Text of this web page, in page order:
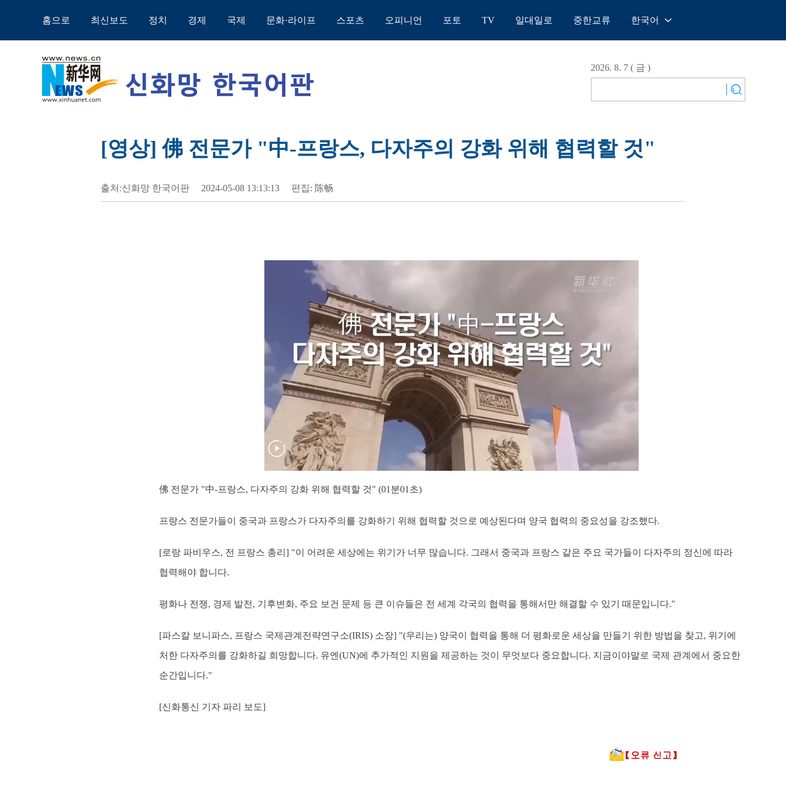
홈으로 최신보도 정치 경제 국제 문화·라이프 스포츠 오피니언 포토 TV 일대일로 중한교류 한국어
English
Español
日本語
2026. 8. 7 ( 금 )
[영상] 佛 전문가 "中-프랑스, 다자주의 강화 위해 협력할 것"
출처:신화망 한국어판 2024-05-08 13:13:13 편집: 陈畅
佛 전문가 "中-프랑스, 다자주의 강화 위해 협력할 것" (01분01초)
프랑스 전문가들이 중국과 프랑스가 다자주의를 강화하기 위해 협력할 것으로 예상된다며 양국 협력의 중요성을 강조했다.
[로랑 파비우스, 전 프랑스 총리] "이 어려운 세상에는 위기가 너무 많습니다. 그래서 중국과 프랑스 같은 주요 국가들이 다자주의 정신에 따라
협력해야 합니다.
평화나 전쟁, 경제 발전, 기후변화, 주요 보건 문제 등 큰 이슈들은 전 세계 각국의 협력을 통해서만 해결할 수 있기 때문입니다."
[파스칼 보니파스, 프랑스 국제관계전략연구소(IRIS) 소장] "(우리는) 양국이 협력을 통해 더 평화로운 세상을 만들기 위한 방법을 찾고, 위기에
처한 다자주의를 강화하길 희망합니다. 유엔(UN)에 추가적인 지원을 제공하는 것이 무엇보다 중요합니다. 지금이야말로 국제 관계에서 중요한
순간입니다."
[신화통신 기자 파리 보도]